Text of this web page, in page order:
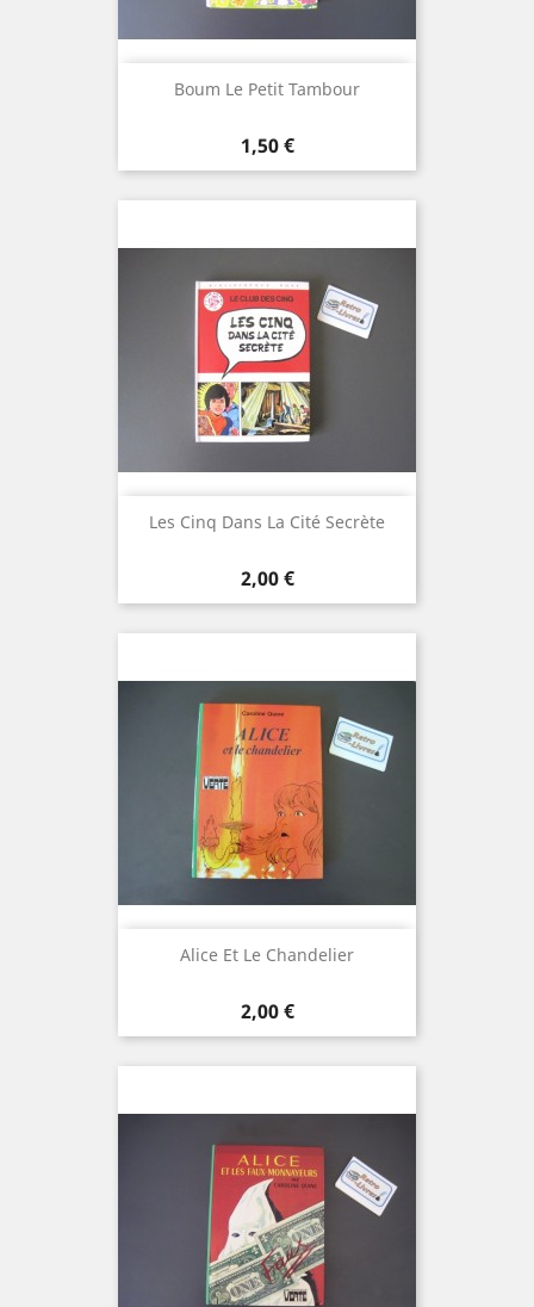
Boum Le Petit Tambour
Prix
1,50 €
Les Cinq Dans La Cité Secrète
Prix
2,00 €
Alice Et Le Chandelier
Prix
2,00 €